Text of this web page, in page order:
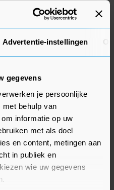
Advertentie-instellingen
gegevens
je persoonlijke
behulp van
informatie op uw
met als doel
en content, metingen aan
in publiek en
wie uw gegevens
rentevergadering
is er op 6 juni weer
18 juli. Daarna wordt
vergaderd door de ECB